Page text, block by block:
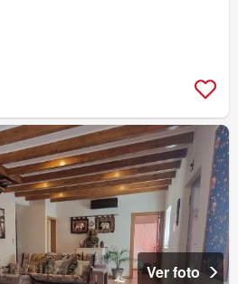
Ver foto